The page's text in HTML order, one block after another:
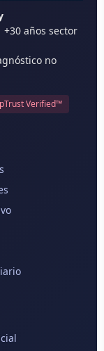
años sector
no
Verified™